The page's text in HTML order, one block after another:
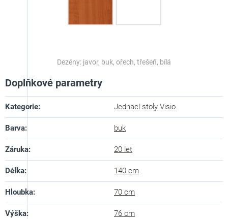
Dezény: javor, buk, ořech, třešeň, bílá
Doplňkové parametry
Kategorie: Jednací stoly Visio
Barva: buk
Záruka: 20 let
Délka: 140 cm
Hloubka: 70 cm
Výška: 76 cm